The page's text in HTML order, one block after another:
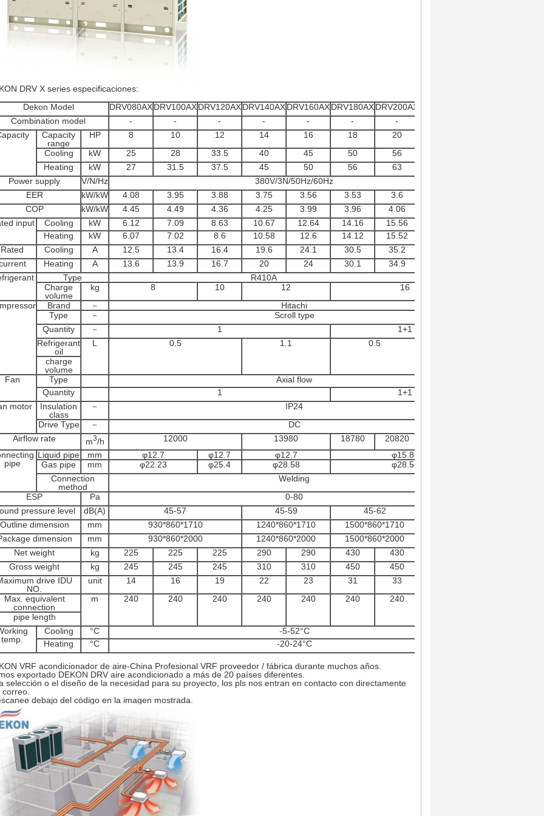
DRV X series especificaciones:
Dekon Model
DRV080AXDRV100AXDRV120AXDRV140AXDRV160AXDRV180AXDRV200AX
Combination model
- - - - - - -
Capacity
range
HP 8 10 12 14 16 18 20
Cooling
kW 25 28 33.5 40 45 50 56
Heating
kW 27 31.5 37.5 45 50 56 63
Power supply
V/N/Hz
380V/3N/50Hz/60Hz
EER
kW/kW 4.08 3.95 3.88 3.75 3.56 3.53 3.6
COP
kW/kW 4.45 4.49 4.36 4.25 3.99 3.96 4.06
input
Cooling kW 6.12 7.09 8.63 10.67 12.64 14.16 15.56
Heating
kW 6.07 7.02 8.6 10.58 12.6 14.12 15.52
Rated
Cooling A 12.5 13.4 16.4 19.6 24.1 30.5 35.2
Heating A 13.6 13.9 16.7 20 24 30.1 34.9
Type
R410A
Charge
volume
kg 8 10 12
16
Brand －
Hitachi
Type
－
Scroll type
Quantity
－ 1
1+1
Refrigerant
oil
L 0.5 1.1 0.5
charge
volume
Fan
Type
Axial flow
Quantity
1
1+1
motor
Insulation
class
－
IP24
Drive Type
－
DC
Airflow rate
m3/h 12000 13980 18780 20820
pipe
Liquid pipe mm φ12.7 φ12.7 φ12.7
φ15.88
Gas pipe
mm φ22.23 φ25.4 φ28.58
φ28.58
Connection
method
Welding
ESP
Pa
0-80
pressure level
dB(A) 45-57 45-59 45-62
Outline dimension
mm 930*860*1710 1240*860*1710 1500*860*1710
dimension
mm 930*860*2000 1240*860*2000 1500*860*2000
Net weight
kg 225 225 225 290 290 430 430
Gross weight
kg 245 245 245 310 310 450 450
drive IDU
NO.
unit 14 16 19 22 23 31 33
Max. equivalent
connection
m 240 240 240 240 240 240 240
pipe length
temp.
Cooling °C
-5-52°C
Heating
°C -20-24°C
VRF acondicionador de aire-China Profesional VRF proveedor / fábrica durante muchos años.
exportado DEKON DRV aire acondicionado a más de 20 países diferentes.
selección o el diseño de la necesidad para su proyecto, los pls nos entran en contacto con directamente
correo.
debajo del código en la imagen mostrada.